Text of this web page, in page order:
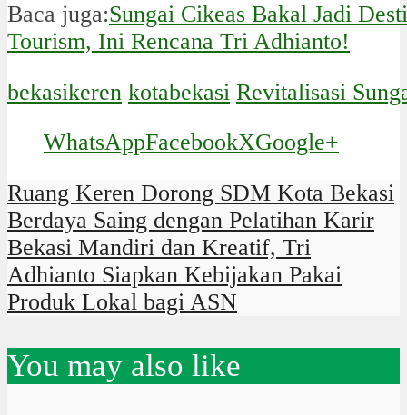
Baca juga:Sungai Cikeas Bakal Jadi
Tourism, Ini Rencana Tri Adhianto!
bekasikeren kotabekasi Revitalisasi
WhatsAppFacebookXGoogle+
Ruang Keren Dorong SDM Kota Bekasi
Berdaya Saing dengan Pelatihan Karir
Bekasi Mandiri dan Kreatif, Tri
Adhianto Siapkan Kebijakan Pakai
Produk Lokal bagi ASN
You may also like